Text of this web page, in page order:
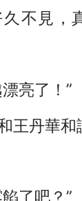
不見，
亮了！”
丹華和
了吧？”